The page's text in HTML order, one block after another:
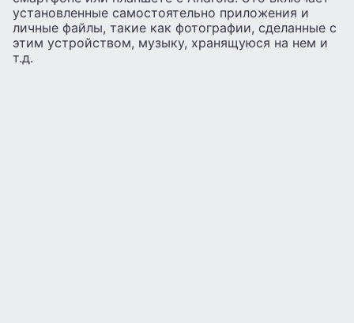
установленные самостоятельно приложения и
личные файлы, такие как фотографии, сделанные с
этим устройством, музыку, хранящуюся на нем и
т.д.